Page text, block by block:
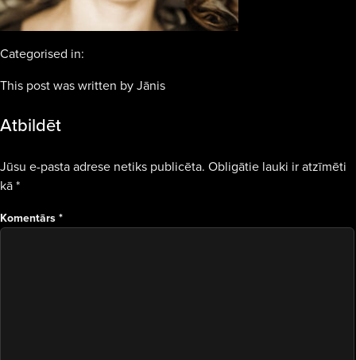
Categorised in:
This post was written by Jānis
Atbildēt
Jūsu e-pasta adrese netiks publicēta. Obligātie lauki ir atzīmēti
kā*
Komentārs *